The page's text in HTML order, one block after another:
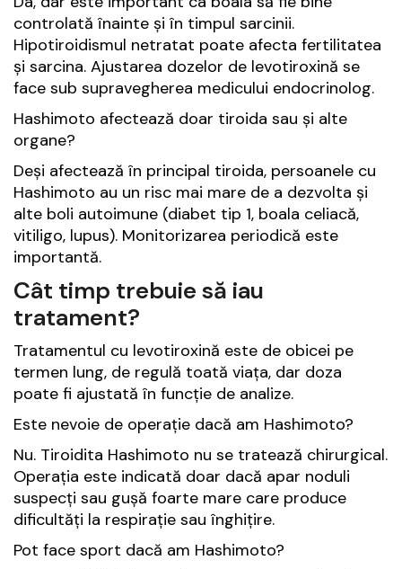
controlată înainte și în timpul sarcinii.
Hipotiroidismul netratat poate afecta fertilitatea
și sarcina. Ajustarea dozelor de levotiroxină se
face sub supravegherea medicului endocrinolog.
Hashimoto afectează doar tiroida sau și alte
organe?
Deși afectează în principal tiroida, persoanele cu
Hashimoto au un risc mai mare de a dezvolta și
alte boli autoimune (diabet tip 1, boala celiacă,
vitiligo, lupus). Monitorizarea periodică este
importantă.
Cât timp trebuie să iau
tratament?
Tratamentul cu levotiroxină este de obicei pe
termen lung, de regulă toată viața, dar doza
poate fi ajustată în funcție de analize.
Este nevoie de operație dacă am Hashimoto?
Nu. Tiroidita Hashimoto nu se tratează chirurgical.
Operația este indicată doar dacă apar noduli
suspecți sau gușă foarte mare care produce
dificultăți la respirație sau înghițire.
Pot face sport dacă am Hashimoto?